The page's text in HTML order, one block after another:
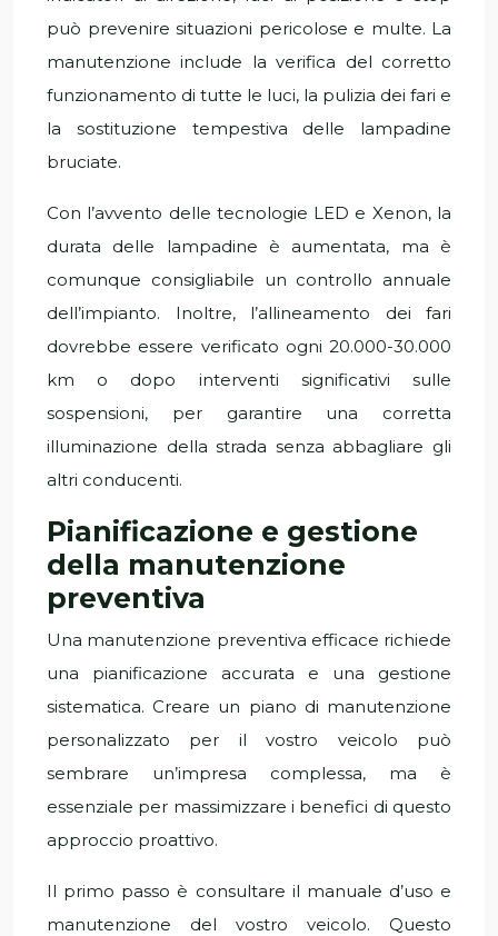
può prevenire situazioni pericolose e multe. La
manutenzione include la verifica del corretto
funzionamento di tutte le luci, la pulizia dei fari e
la sostituzione tempestiva delle lampadine
bruciate.
Con l’avvento delle tecnologie LED e Xenon, la
durata delle lampadine è aumentata, ma è
comunque consigliabile un controllo annuale
dell’impianto. Inoltre, l’allineamento dei fari
dovrebbe essere verificato ogni 20.000-30.000
km o dopo interventi significativi sulle
sospensioni, per garantire una corretta
illuminazione della strada senza abbagliare gli
altri conducenti.
Pianificazione e gestione
della manutenzione
preventiva
Una manutenzione preventiva efficace richiede
una pianificazione accurata e una gestione
sistematica. Creare un piano di manutenzione
personalizzato per il vostro veicolo può
sembrare un’impresa complessa, ma è
essenziale per massimizzare i benefici di questo
approccio proattivo.
Il primo passo è consultare il manuale d’uso e
manutenzione del vostro veicolo. Questo